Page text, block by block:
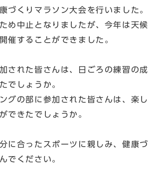
づくりマラソン大会を行いました。
め中止となりましたが、今年は天候
催することができました。
された皆さんは、日ごろの練習の成
でしょうか。
グの部に参加された皆さんは、楽し
できたでしょうか。
に合ったスポーツに親しみ、健康づ
でください。